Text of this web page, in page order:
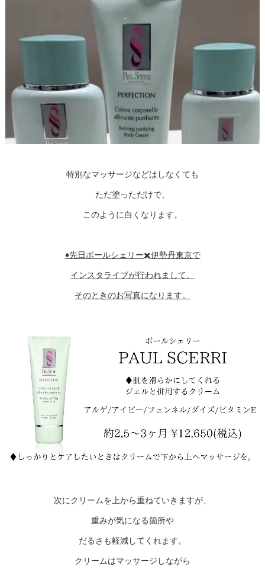
特別なマッサージなどはしなくても
ただ塗っただけで、
このように白くなります。
♦︎先日ポールシェリー✖️伊勢丹東京で
インスタライブが行われまして、
そのときのお写真になります。
次にクリームを上から重ねていきますが、
重みが気になる箇所や
だるさも軽減してくれます。
クリームはマッサージしながら